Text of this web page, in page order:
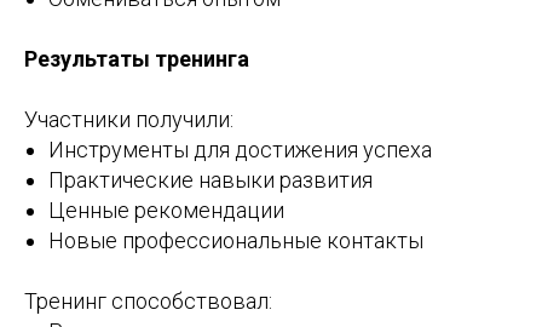
Результаты тренинга
Участники получили:
Инструменты для достижения успеха
Практические навыки развития
Ценные рекомендации
Новые профессиональные контакты
Тренинг способствовал: